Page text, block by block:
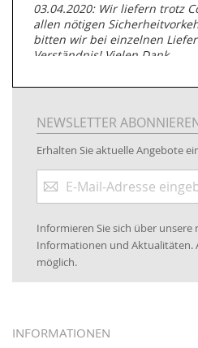
03.04.2020: Wir liefern trotz
allen nötigen
bitten wir bei einzelnen
Verständnis! Vielen Dank.
05.07.2019: Neuester Zugang
Rohrbearbeitung
01.06.2019: Individuell
www.kabeltrommeln-
04.11.2018: Überarbeitung
16.01.2017:JETZT NEU- Visa
Maestro)
12.01.2017:JETZT NEU-
05.09.2016: NEUE Topseller bei
NEWSLETTER
Erhalten Sie aktuelle Angebote
zum
Informieren Sie sich über unsere
Informationen und Aktualitäten.
möglich.
INFORMATIONEN